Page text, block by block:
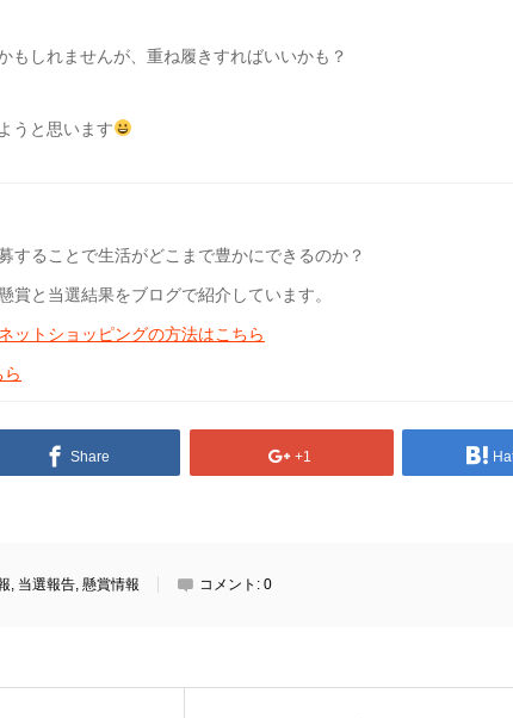
もしれませんが、重ね履きすればいいかも？
うと思います
することで生活がどこまで豊かにできるのか？
賞と当選結果をブログで紹介しています。
ットショッピングの方法はこちら
Share +1
, 当選報告, 懸賞情報 コメント: 0